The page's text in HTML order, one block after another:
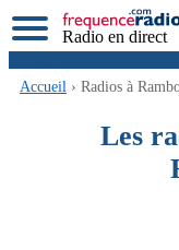
Radio en direct
Accueil › Radios à
Les